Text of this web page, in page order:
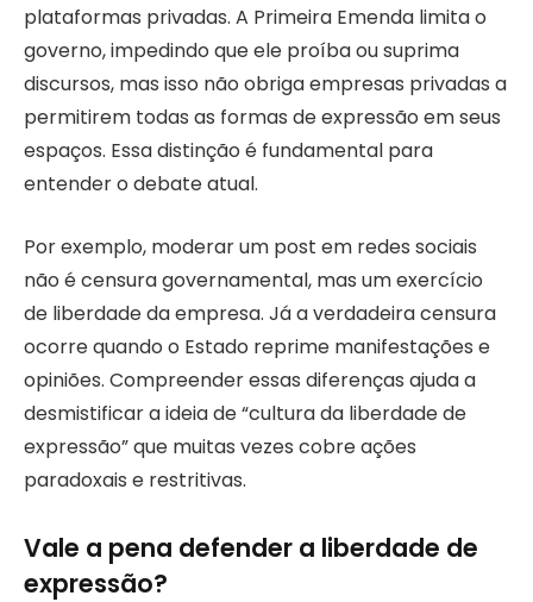
plataformas privadas. A Primeira Emenda limita o
governo, impedindo que ele proíba ou suprima
discursos, mas isso não obriga empresas privadas a
permitirem todas as formas de expressão em seus
espaços. Essa distinção é fundamental para
entender o debate atual.
Por exemplo, moderar um post em redes sociais
não é censura governamental, mas um exercício
de liberdade da empresa. Já a verdadeira censura
ocorre quando o Estado reprime manifestações e
opiniões. Compreender essas diferenças ajuda a
desmistificar a ideia de “cultura da liberdade de
expressão” que muitas vezes cobre ações
paradoxais e restritivas.
Vale a pena defender a liberdade de
expressão?